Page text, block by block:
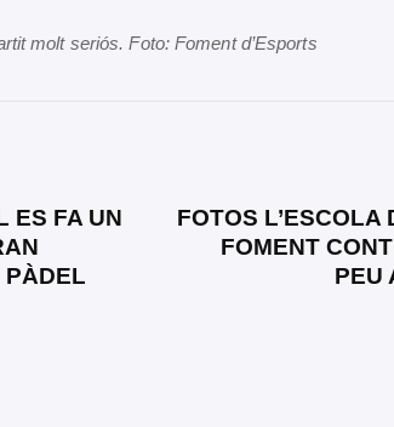
molt seriós. Foto: Foment d’Esports
ES FA UN
PÀDEL
FOTOS L’ESCOLA
FOMENT
PEU